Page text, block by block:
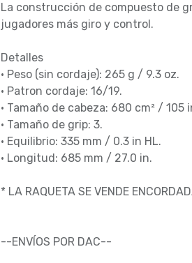
La construcción de compuesto de
jugadores más giro y control.
Detalles
• Peso (sin cordaje): 265 g / 9.3 oz.
• Patron cordaje: 16/19.
• Tamaño de cabeza: 680 cm² / 105
• Tamaño de grip: 3.
• Equilibrio: 335 mm / 0.3 in HL.
• Longitud: 685 mm / 27.0 in.
* LA RAQUETA SE VENDE
--ENVÍOS POR DAC--